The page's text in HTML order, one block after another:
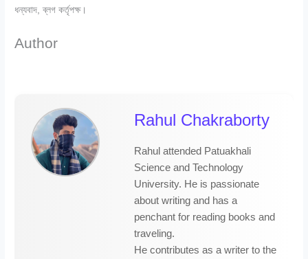
ধন্যবাদ, ব্লগ কর্তৃপক্ষ।
Author
Rahul Chakraborty
Rahul attended Patuakhali
Science and Technology
University. He is passionate
about writing and has a
penchant for reading books and
traveling.
He contributes as a writer to the